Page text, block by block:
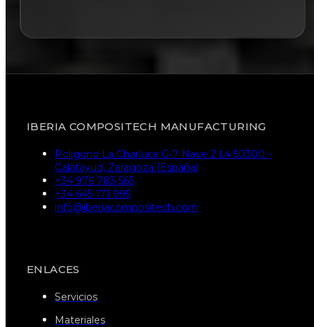
IBERIA COMPOSITECH MANUFACTURING
Poligono La Charluca G-7 Nave 2 L4 50300 -
Calatayud, Zaragoza (España)
+34 976 783 565
+34 645 171 995
info@iberiacompositech.com
ENLACES
Servicios
Materiales